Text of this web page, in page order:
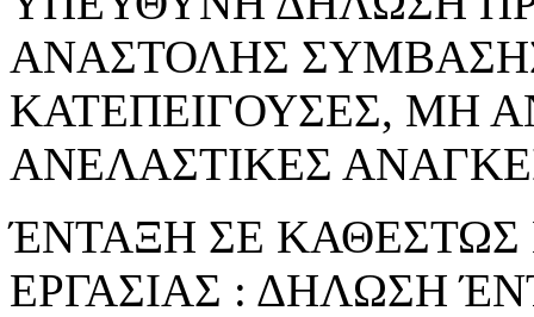
ΑΝΑΣΤΟΛΗΣ
ΚΑΤΕΠΕΙΓΟΥΣΕΣ, ΜΗ
ΑΝΕΛΑΣΤΙΚΕΣ
ΈΝΤΑΞΗ ΣΕ
ΕΡΓΑΣΙΑΣ : ΔΗΛΩΣΗ